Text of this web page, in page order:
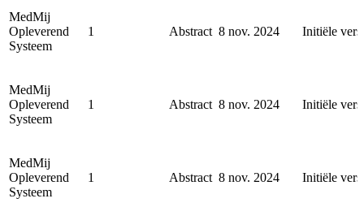
MedMij
Opleverend
Systeem
1 Abstract 8 nov. 2024 Initiële
MedMij
Opleverend
Systeem
1 Abstract 8 nov. 2024 Initiële
MedMij
Opleverend
Systeem
1 Abstract 8 nov. 2024 Initiële